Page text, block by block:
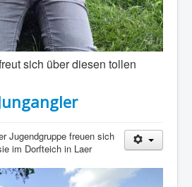
sich über diesen tollen
Jugendgruppe freuen sich
im Dorfteich in Laer